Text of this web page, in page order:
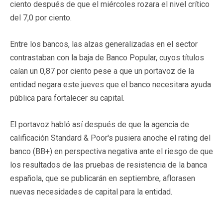
ciento después de que el miércoles rozara el nivel crítico
del 7,0 por ciento.
Entre los bancos, las alzas generalizadas en el sector
contrastaban con la baja de Banco Popular, cuyos títulos
caían un 0,87 por ciento pese a que un portavoz de la
entidad negara este jueves que el banco necesitara ayuda
pública para fortalecer su capital.
El portavoz habló así después de que la agencia de
calificación Standard & Poor's pusiera anoche el rating del
banco (BB+) en perspectiva negativa ante el riesgo de que
los resultados de las pruebas de resistencia de la banca
española, que se publicarán en septiembre, aflorasen
nuevas necesidades de capital para la entidad.